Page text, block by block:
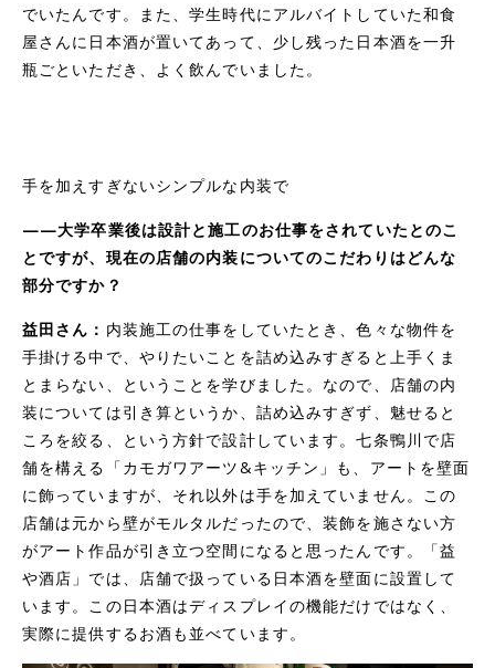
でいたんです。また、学生時代にアルバイトしていた和食
屋さんに日本酒が置いてあって、少し残った日本酒を一升
瓶ごといただき、よく飲んでいました。
手を加えすぎないシンプルな内装で
——大学卒業後は設計と施工のお仕事をされていたとのこ
とですが、現在の店舗の内装についてのこだわりはどんな
部分ですか？
益田さん： 内装施工の仕事をしていたとき、色々な物件を
手掛ける中で、やりたいことを詰め込みすぎると上手くま
とまらない、ということを学びました。なので、店舗の内
装については引き算というか、詰め込みすぎず、魅せると
ころを絞る、という方針で設計しています。七条鴨川で店
舗を構える「カモガワアーツ&キッチン」も、アートを壁面
に飾っていますが、それ以外は手を加えていません。この
店舗は元から壁がモルタルだったので、装飾を施さない方
がアート作品が引き立つ空間になると思ったんです。「益
や酒店」では、店舗で扱っている日本酒を壁面に設置して
います。この日本酒はディスプレイの機能だけではなく、
実際に提供するお酒も並べています。